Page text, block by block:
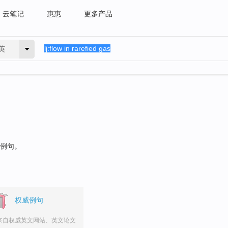
云笔记 惠惠 更多产品
句。
权威例句
自权威英文网站、英文论文